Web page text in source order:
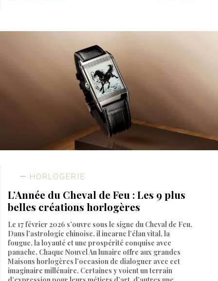
HORLOGERIE
L’Année du Cheval de Feu : Les 9 plus
belles créations horlogères
Le 17 février 2026 s’ouvre sous le signe du Cheval de Feu.
Dans l’astrologie chinoise, il incarne l’élan vital, la
fougue, la loyauté et une prospérité conquise avec
panache. Chaque Nouvel An lunaire offre aux grandes
Maisons horlogères l’occasion de dialoguer avec cet
imaginaire millénaire. Certaines y voient un terrain